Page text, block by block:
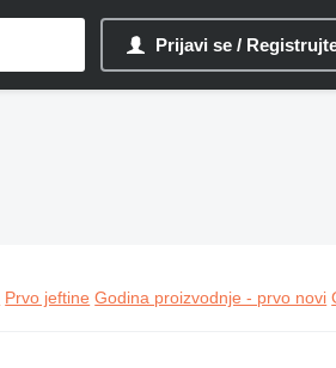
Prijavi se /
Prvo jeftine Godina proizvodnje - prvo novi